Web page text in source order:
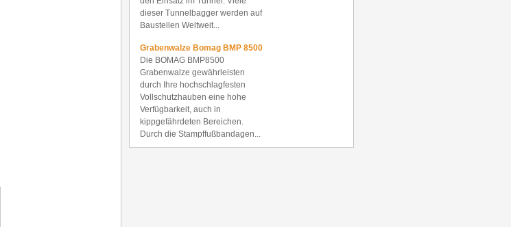
dieser Tunnelbagger werden auf
Baustellen Weltweit...
Grabenwalze Bomag BMP 8500
Die BOMAG BMP8500
Grabenwalze gewährleisten
durch Ihre hochschlagfesten
Vollschutzhauben eine hohe
Verfügbarkeit, auch in
kippgefährdeten Bereichen.
Durch die Stampffußbandagen...